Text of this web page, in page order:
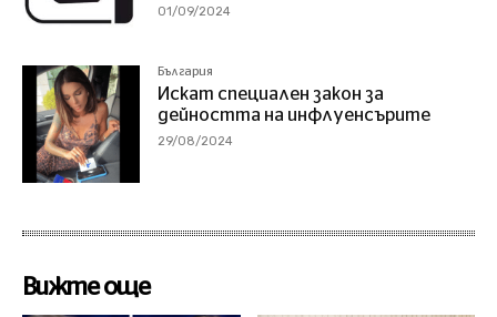
01/09/2024
България
Искат специален закон за
дейността на инфлуенсърите
29/08/2024
Вижте още